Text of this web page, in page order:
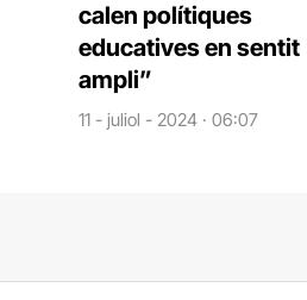
calen polítiques
educatives en sentit
ampli”
11 - juliol - 2024 · 06:07